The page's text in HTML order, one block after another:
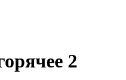
2